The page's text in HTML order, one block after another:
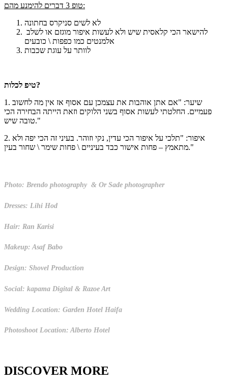
טופ 3 דברים להימנע מהם:
לא לשים סניקרס בחתונה
אלמנטים כמו כפפות \ כובעים
לוותר על עוגת שכבות
טיפ לכלות?
1. שיער: "אם אתן אוהבות את עצמכן עם אסוף אז אין מה לחשוב
פעמיים. החלטתי לעשות אסוף בשני הלוקים וזאת הייתה הבחירה הכי
טובה שיש."
2. איפור: "תלכי על איפור הכי עדין, נקי וזוהר. בעיני זה הכי יפה ולא
מתאמץ – פחות אישור כבד בעיניים \ פחות שימר \ שחור בעין."
Photo: Brendo photography & Or Sade photographer
Dresses: Lihi Hod
Hair: Ran Karisi
Makeup: Asaf Babo
Design: Shovel Production
Social: kapama Digital & Razoe Art
Wedding Location: Garden Hotel Haifa
Photoshoot Location: Alberto Hotel
DISCOVER MORE